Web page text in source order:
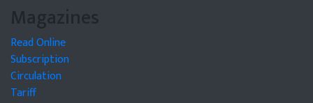
Magazines
Read Online
Subscription
Circulation
Tariff